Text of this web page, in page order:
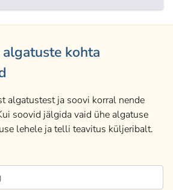
kohta
algatustest ja soovi korral nende
soovid jälgida vaid ühe algatuse
lehele ja telli teavitus küljeribalt.